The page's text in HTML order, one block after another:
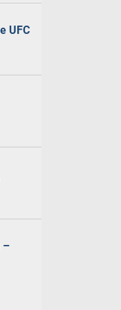
UFC
–